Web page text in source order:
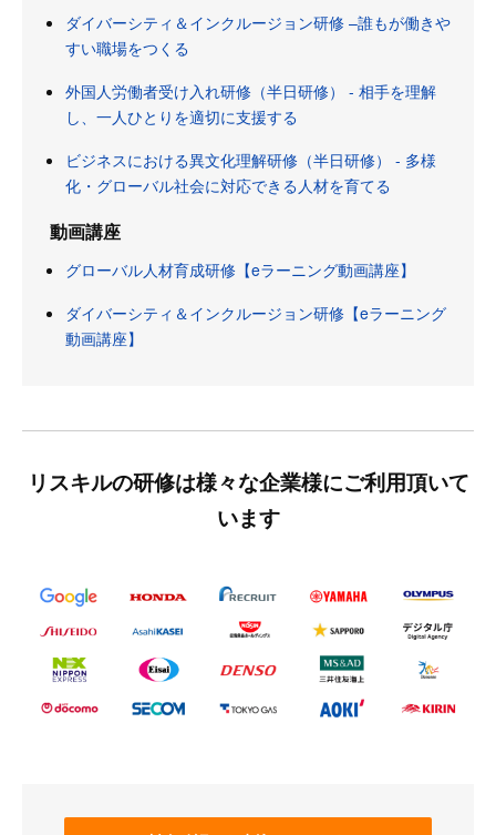
ダイバーシティ＆インクルージョン研修 –誰もが働きや
すい職場をつくる
外国人労働者受け入れ研修（半日研修） - 相手を理解
し、一人ひとりを適切に支援する
ビジネスにおける異文化理解研修（半日研修） - 多様
化・グローバル社会に対応できる人材を育てる
動画講座
グローバル人材育成研修【eラーニング動画講座】
ダイバーシティ＆インクルージョン研修【eラーニング
動画講座】
リスキルの研修は様々な企業様にご利用頂いて
います